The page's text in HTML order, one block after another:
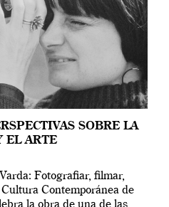
SOBRE LA
EL ARTE
Fotografiar, filmar,
Contemporánea de